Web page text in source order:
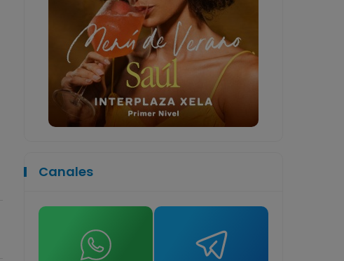
Canales